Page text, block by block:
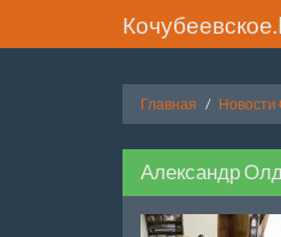
Главная Новости
Александр